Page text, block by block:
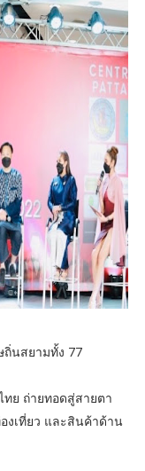
นสยามทั้ง 77
ทย ถ่ายทอดสู่สายตา
งเที่ยว และสินค้าด้าน